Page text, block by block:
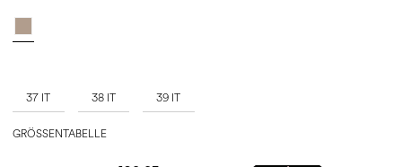
37 IT 38 IT 39 IT
GRÖSSENTABELLE